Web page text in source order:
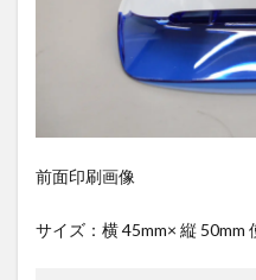
前面印刷画像
サイズ：横 45mm× 縦 50mm